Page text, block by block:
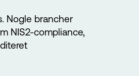
Nogle brancher
NIS2-compliance,